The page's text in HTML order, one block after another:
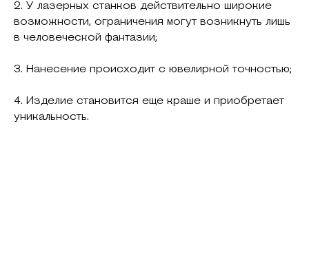
2. У лазерных станков действительно широкие
возможности, ограничения могут возникнуть лишь
в человеческой фантазии;
3. Нанесение происходит с ювелирной точностью;
4. Изделие становится еще краше и приобретает
уникальность.